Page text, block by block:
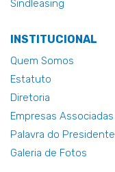
Sindleasing
INSTITUCIONAL
Quem Somos
Estatuto
Diretoria
Empresas Associadas
Palavra do Presidente
Galeria de Fotos